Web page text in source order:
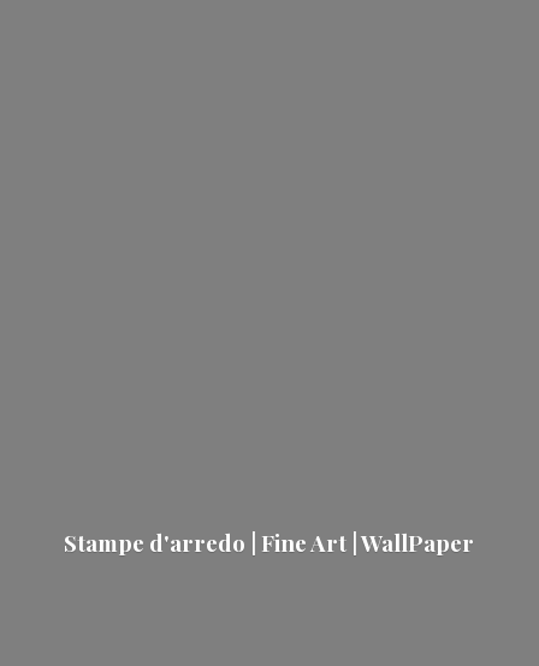
Stampe d'arredo | Fine Art | WallPaper